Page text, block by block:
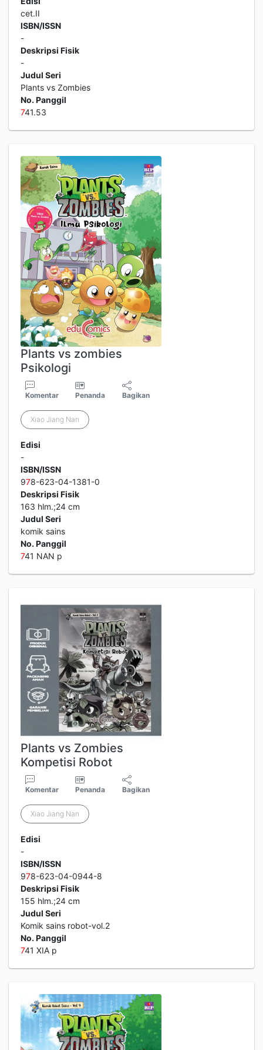
cet.II
ISBN/ISSN
-
Deskripsi Fisik
-
Judul Seri
Plants vs Zombies
No. Panggil
741.53
Plants vs zombies
Psikologi
Komentar Penanda Bagikan
Xiao Jiang Nan
Edisi
-
ISBN/ISSN
978-623-04-1381-0
Deskripsi Fisik
163 hlm.;24 cm
Judul Seri
komik sains
No. Panggil
741 NAN p
Plants vs Zombies
Kompetisi Robot
Komentar Penanda Bagikan
Xiao Jiang Nan
Edisi
-
ISBN/ISSN
978-623-04-0944-8
Deskripsi Fisik
155 hlm.;24 cm
Judul Seri
Komik sains robot-vol.2
No. Panggil
741 XIA p